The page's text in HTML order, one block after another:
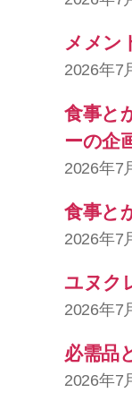
メメン
2026年7
食事と
ーの企
2026年7
食事と
2026年7
ユヌク
2026年7
必需品
2026年7